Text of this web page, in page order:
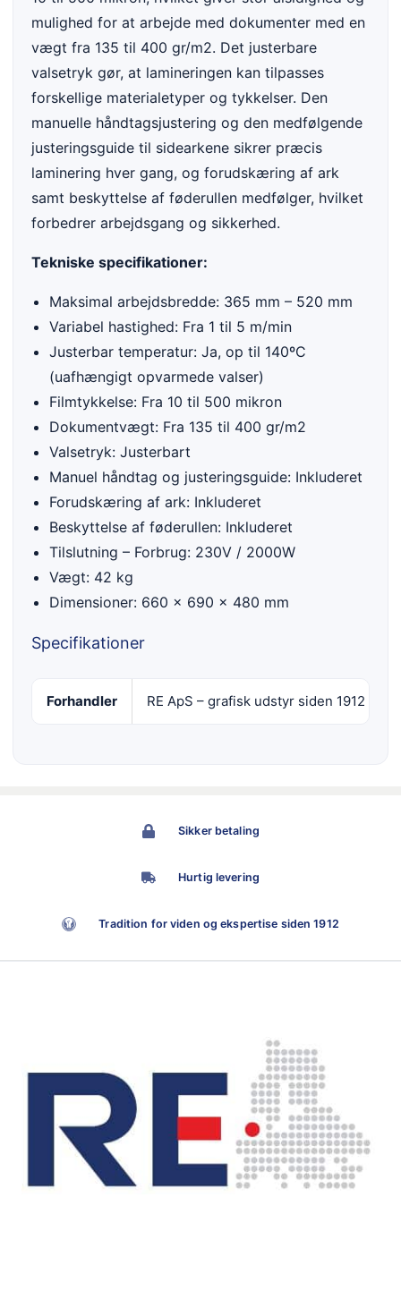
mulighed for at arbejde med dokumenter med en
vægt fra 135 til 400 gr/m2. Det justerbare
valsetryk gør, at lamineringen kan tilpasses
forskellige materialetyper og tykkelser. Den
manuelle håndtagsjustering og den medfølgende
justeringsguide til sidearkene sikrer præcis
laminering hver gang, og forudskæring af ark
samt beskyttelse af føderullen medfølger, hvilket
forbedrer arbejdsgang og sikkerhed.
Tekniske specifikationer:
Maksimal arbejdsbredde: 365 mm – 520 mm
Variabel hastighed: Fra 1 til 5 m/min
Justerbar temperatur: Ja, op til 140ºC
(uafhængigt opvarmede valser)
Filmtykkelse: Fra 10 til 500 mikron
Dokumentvægt: Fra 135 til 400 gr/m2
Valsetryk: Justerbart
Manuel håndtag og justeringsguide: Inkluderet
Forudskæring af ark: Inkluderet
Beskyttelse af føderullen: Inkluderet
Tilslutning – Forbrug: 230V / 2000W
Vægt: 42 kg
Dimensioner: 660 x 690 x 480 mm
Specifikationer
Forhandler RE ApS – grafisk udstyr siden 1912
Sikker betaling
Hurtig levering
Tradition for viden og ekspertise siden 1912